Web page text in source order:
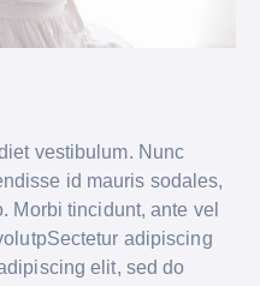
vestibulum. Nunc
id mauris sodales,
Morbi tincidunt, ante vel
adipiscing
elit, sed do